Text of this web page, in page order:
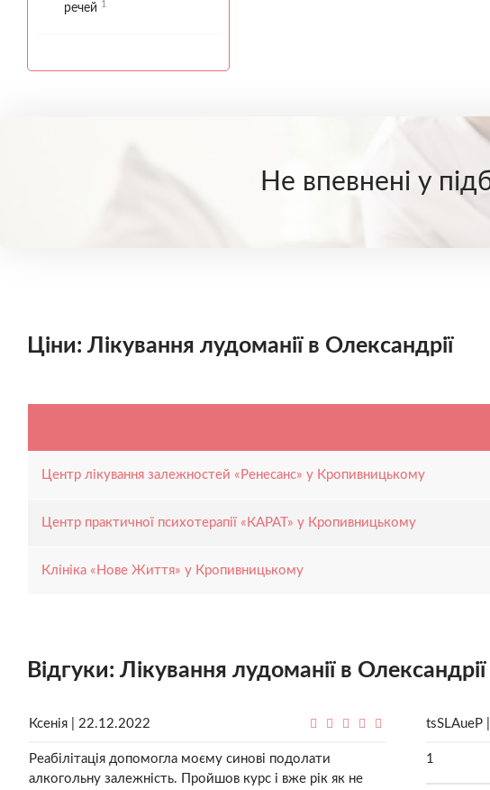
речей 1
Не впевнені у
Ціни: Лікування лудоманії в Олександрії
Центр лікування залежностей «Ренесанс» у Кропивницькому
Центр практичної психотерапії «КАРАТ» у Кропивницькому
Клініка «Нове Життя» у Кропивницькому
Відгуки: Лікування лудоманії в Олександрії
Ксенія | 22.12.2022
Реабілітація допомогла моєму синові подолати
алкогольну залежність. Пройшов курс і вже рік як не
tsSLAueP
1